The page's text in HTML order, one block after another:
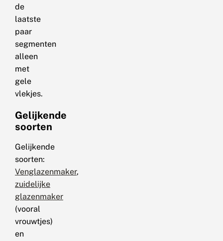
de
laatste
paar
segmenten
alleen
met
gele
vlekjes.
Gelijkende
soorten
Gelijkende
soorten:
Venglazenmaker,
zuidelijke
glazenmaker
(vooral
vrouwtjes)
en